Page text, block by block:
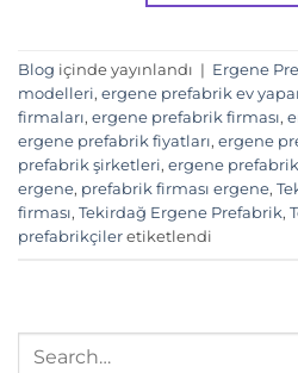
Blog içinde yayınlandı | Ergene
modelleri, ergene prefabrik ev
firmaları, ergene prefabrik firması,
ergene prefabrik fiyatları, ergene
prefabrik şirketleri, ergene
ergene, prefabrik firması ergene,
firması, Tekirdağ Ergene Prefabrik,
prefabrikçiler etiketlendi